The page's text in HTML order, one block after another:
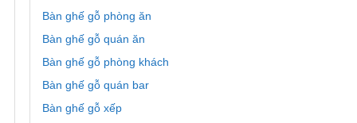
Bàn ghế gỗ phòng ăn
Bàn ghế gỗ quán ăn
Bàn ghế gỗ phòng khách
Bàn ghế gỗ quán bar
Bàn ghế gỗ xếp